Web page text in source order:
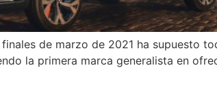
de marzo de 2021 ha supuesto
la primera marca generalista en